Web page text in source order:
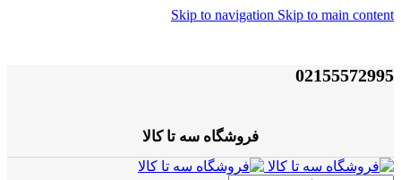
Skip to navigation Skip to main content
02155572995
فروشگاه سه تا کالا